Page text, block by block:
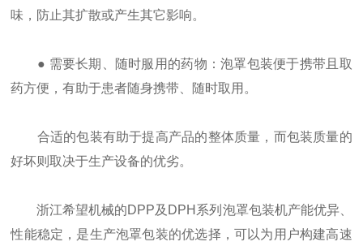
味，防止其扩散或产生其它影响。
● 需要长期、随时服用的药物：泡罩包装便于携带且取
药方便，有助于患者随身携带、随时取用。
合适的包装有助于提高产品的整体质量，而包装质量的
好坏则取决于生产设备的优劣。
浙江希望机械的DPP及DPH系列泡罩包装机产能优异、
性能稳定，是生产泡罩包装的优选择，可以为用户构建高速